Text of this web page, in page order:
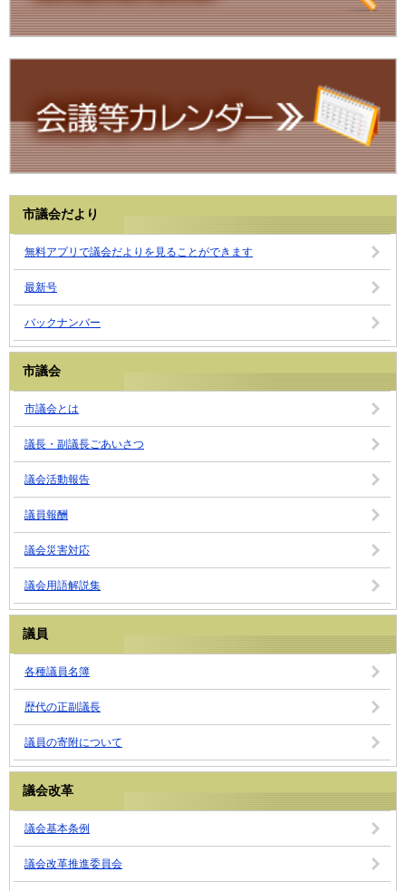
市議会だより
無料アプリで議会だよりを見ることができます
最新号
バックナンバー
市議会
市議会とは
議長・副議長ごあいさつ
議会活動報告
議員報酬
議会災害対応
議会用語解説集
議員
各種議員名簿
歴代の正副議長
議員の寄附について
議会改革
議会基本条例
議会改革推進委員会